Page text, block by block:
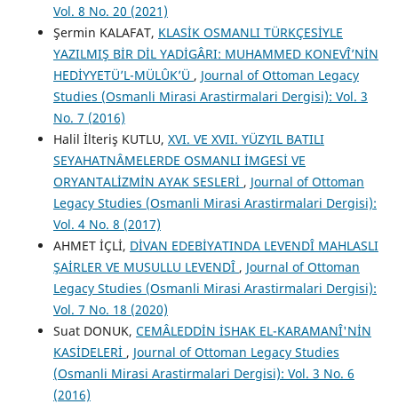
Vol. 8 No. 20 (2021)
Şermin KALAFAT, KLASİK OSMANLI TÜRKÇESİYLE
YAZILMIŞ BİR DİL YADİGÂRI: MUHAMMED KONEVÎ’NİN
HEDİYYETÜ’L-MÜLÛK’Ü , Journal of Ottoman Legacy
Studies (Osmanli Mirasi Arastirmalari Dergisi): Vol. 3
No. 7 (2016)
Halil İlteriş KUTLU, XVI. VE XVII. YÜZYIL BATILI
SEYAHATNÂMELERDE OSMANLI İMGESİ VE
ORYANTALİZMİN AYAK SESLERİ , Journal of Ottoman
Legacy Studies (Osmanli Mirasi Arastirmalari Dergisi):
Vol. 4 No. 8 (2017)
AHMET İÇLİ, DİVAN EDEBİYATINDA LEVENDÎ MAHLASLI
ŞAİRLER VE MUSULLU LEVENDÎ , Journal of Ottoman
Legacy Studies (Osmanli Mirasi Arastirmalari Dergisi):
Vol. 7 No. 18 (2020)
Suat DONUK, CEMÂLEDDİN İSHAK EL-KARAMANÎ'NİN
KASİDELERİ , Journal of Ottoman Legacy Studies
(Osmanli Mirasi Arastirmalari Dergisi): Vol. 3 No. 6
(2016)